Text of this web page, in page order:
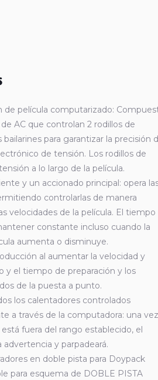
de película computarizado:
AC que controlan 2 rodillos de
para garantizar la precisión
de tensión. Los rodillos de
a lo largo de la película.
y un accionado principal: opera
controlarlas de manera
velocidades de la película. El tiempo
constante incluso cuando la
aumenta o disminuye.
al aumentar la velocidad y
y el tiempo de preparación y los
de la puesta a punto.
los calentadores controlados
a través de la computadora: una vez
fuera del rango establecido, el
y parpadeará.
en doble pista para Doypack
para esquema de DOBLE PISTA